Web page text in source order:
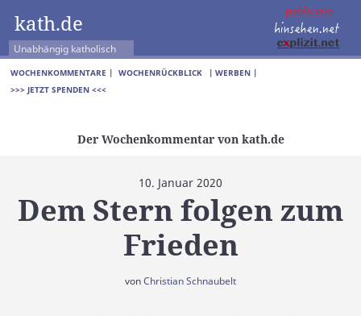
kath.de
Unabhängig katholisch
WOCHENKOMMENTARE | WOCHENRÜCKBLICK
| WERBEN |
>>> JETZT SPENDEN <<<
Der Wochenkommentar von kath.de
10. Januar 2020
Dem Stern folgen zum
Frieden
vonChristian Schnaubelt